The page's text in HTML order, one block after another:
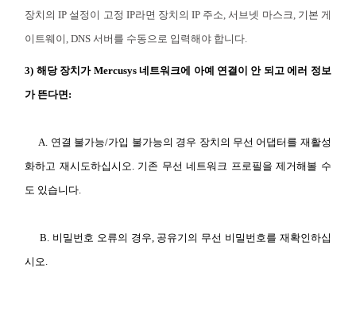
장치의 IP 설정이 고정 IP라면 장치의 IP 주소, 서브넷 마스크, 기본 게
이트웨이, DNS 서버를 수동으로 입력해야 합니다.
3) 해당 장치가 Mercusys 네트워크에 아예 연결이 안 되고 에러 정보
가 뜬다면:
A. 연결 불가능/가입 불가능의 경우 장치의 무선 어댑터를 재활성
화하고 재시도하십시오. 기존 무선 네트워크 프로필을 제거해볼 수
도 있습니다.
B. 비밀번호 오류의 경우, 공유기의 무선 비밀번호를 재확인하십
시오.